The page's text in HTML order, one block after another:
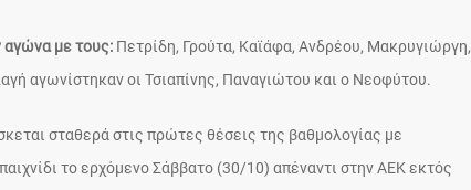
αγώνα με τους: Πετρίδη, Γρούτα, Καϊάφα, Ανδρέου, Μακρυγιώργη,
αγωνίστηκαν οι Τσιαπίνης, Παναγιώτου και ο Νεοφύτου.
σταθερά στις πρώτες θέσεις της βαθμολογίας με
το ερχόμενο Σάββατο (30/10) απέναντι στην ΑΕΚ εκτός